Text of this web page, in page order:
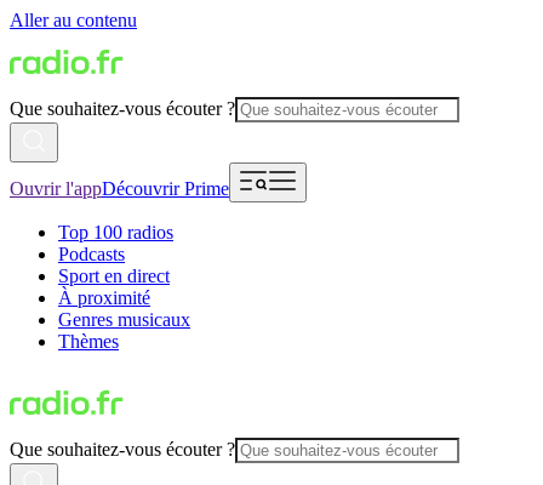
Aller au contenu
Que souhaitez-vous écouter ?
Ouvrir l'appDécouvrir Prime
Top 100 radios
Podcasts
Sport en direct
À proximité
Genres musicaux
Thèmes
Que souhaitez-vous écouter ?